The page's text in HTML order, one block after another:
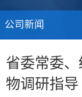
公司新闻
省委常委
物调研指导